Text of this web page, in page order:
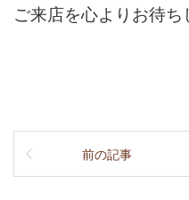
ご来店を心よりお待ち
前の記事